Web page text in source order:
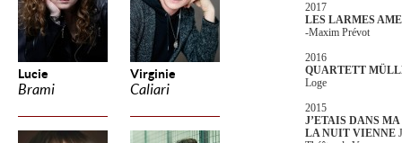
Lucie
Brami
Virginie
Caliari
2017
LES LARMES
-Maxim Prévot
2016
QUARTETT
Loge
2015
J’ETAIS DANS
LA NUIT VIENNE